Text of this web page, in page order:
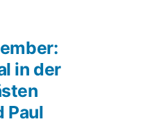
in der
Paul